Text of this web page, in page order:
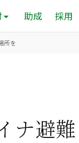
助成 採用
所を
ナ避難